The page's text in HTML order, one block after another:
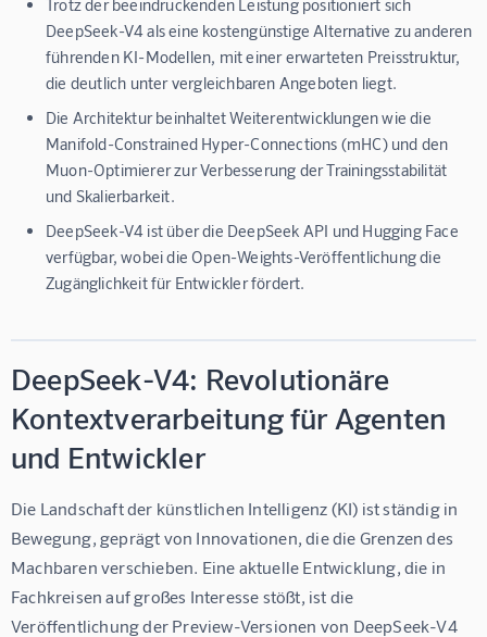
Trotz der beeindruckenden Leistung positioniert sich
DeepSeek-V4 als eine kostengünstige Alternative zu anderen
führenden KI-Modellen, mit einer erwarteten Preisstruktur,
die deutlich unter vergleichbaren Angeboten liegt.
Die Architektur beinhaltet Weiterentwicklungen wie die
Manifold-Constrained Hyper-Connections (mHC) und den
Muon-Optimierer zur Verbesserung der Trainingsstabilität
und Skalierbarkeit.
DeepSeek-V4 ist über die DeepSeek API und Hugging Face
verfügbar, wobei die Open-Weights-Veröffentlichung die
Zugänglichkeit für Entwickler fördert.
DeepSeek-V4: Revolutionäre
Kontextverarbeitung für Agenten
und Entwickler
Die Landschaft der künstlichen Intelligenz (KI) ist ständig in
Bewegung, geprägt von Innovationen, die die Grenzen des
Machbaren verschieben. Eine aktuelle Entwicklung, die in
Fachkreisen auf großes Interesse stößt, ist die
Veröffentlichung der Preview-Versionen von DeepSeek-V4